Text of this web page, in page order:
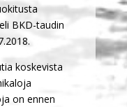
BKD-taudin
koskevista
on ennen